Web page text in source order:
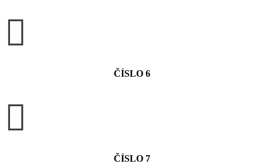

ČÍSLO 6

ČÍSLO 7